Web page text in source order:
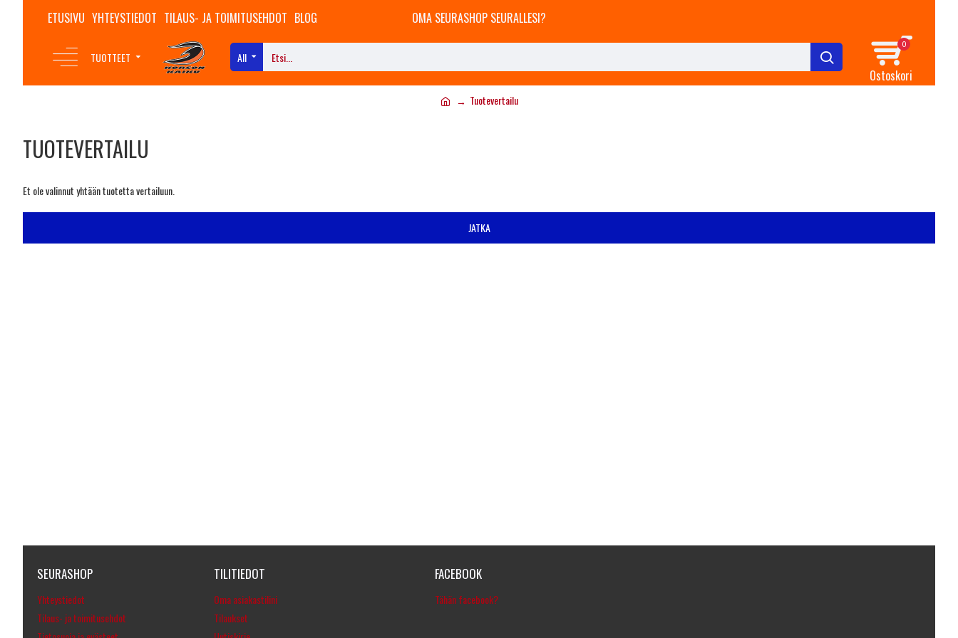
ETUSIVU YHTEYSTIEDOT TILAUS- JA TOIMITUSEHDOT BLOG OMA SEURASHOP SEURALLESI?
TUOTTEET All
Ostoskori
0
Tuotevertailu
TUOTEVERTAILU
Et ole valinnut yhtään tuotetta vertailuun.
JATKA
SEURASHOP
Yhteystiedot
Tilaus- ja toimitusehdot
TILITIEDOT
Oma asiakastilini
Tilaukset
FACEBOOK
Tähän facebook?